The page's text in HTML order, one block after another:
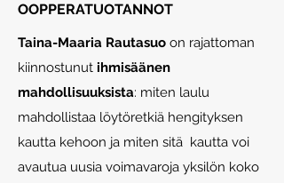
OOPPERATUOTANNOT
Taina-Maaria Rautasuo on rajattoman
kiinnostunut ihmisäänen
mahdollisuuksista: miten laulu
mahdollistaa löytöretkiä hengityksen
kautta kehoon ja miten sitä kautta voi
avautua uusia voimavaroja yksilön koko